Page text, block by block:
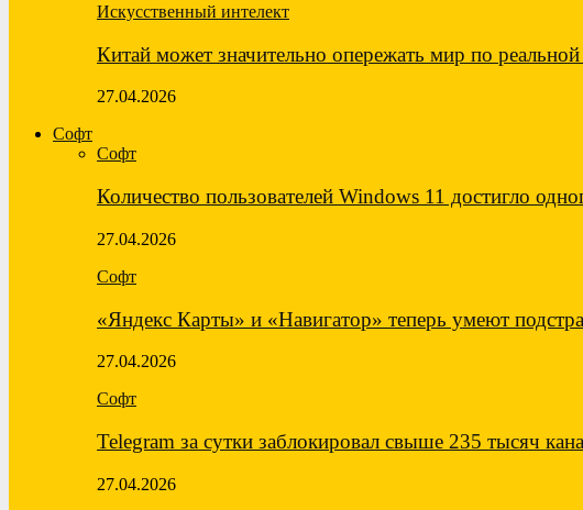
Искусственный интелект
Китай может значительно опережать мир по
27.04.2026
Софт
Софт
Количество пользователей Windows 11 достигло
27.04.2026
Софт
«Яндекс Карты» и «Навигатор» теперь умеют
27.04.2026
Софт
Telegram за сутки заблокировал свыше 235 тысяч
27.04.2026